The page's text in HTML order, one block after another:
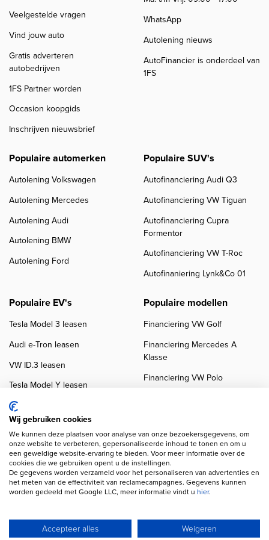
Veelgestelde vragen
Vind jouw auto
Gratis adverteren
autobedrijven
1FS Partner worden
Occasion koopgids
Inschrijven nieuwsbrief
WhatsApp
Autolening nieuws
AutoFinancier is onderdeel van
1FS
Populaire automerken
Autolening Volkswagen
Autolening Mercedes
Autolening Audi
Autolening BMW
Autolening Ford
Populaire SUV's
Autofinanciering Audi Q3
Autofinanciering VW Tiguan
Autofinanciering Cupra
Formentor
Autofinanciering VW T-Roc
Autofinaniering Lynk&Co 01
Populaire EV's
Tesla Model 3 leasen
Audi e-Tron leasen
VW ID.3 leasen
Tesla Model Y leasen
VW ID.4 leasen
Populaire modellen
Financiering VW Golf
Financiering Mercedes A
Klasse
Financiering VW Polo
Copyright navigation
Klanten beoordelingen
Autobedrijven
Wij gebruiken AI voor afbeeldingen en teksten
Wij gebruiken cookies
We kunnen deze plaatsen voor analyse van onze bezoekersgegevens, om
onze website te verbeteren, gepersonaliseerde inhoud te tonen en om u
een geweldige website-ervaring te bieden. Voor meer informatie over de
cookies die we gebruiken opent u de instellingen.
De gegevens worden verzameld voor het personaliseren van advertenties en
het meten van de effectiviteit van reclamecampagnes. Gegevens kunnen
worden gedeeld met Google LLC, meer informatie vindt u hier.
Accepteer alles Weigeren